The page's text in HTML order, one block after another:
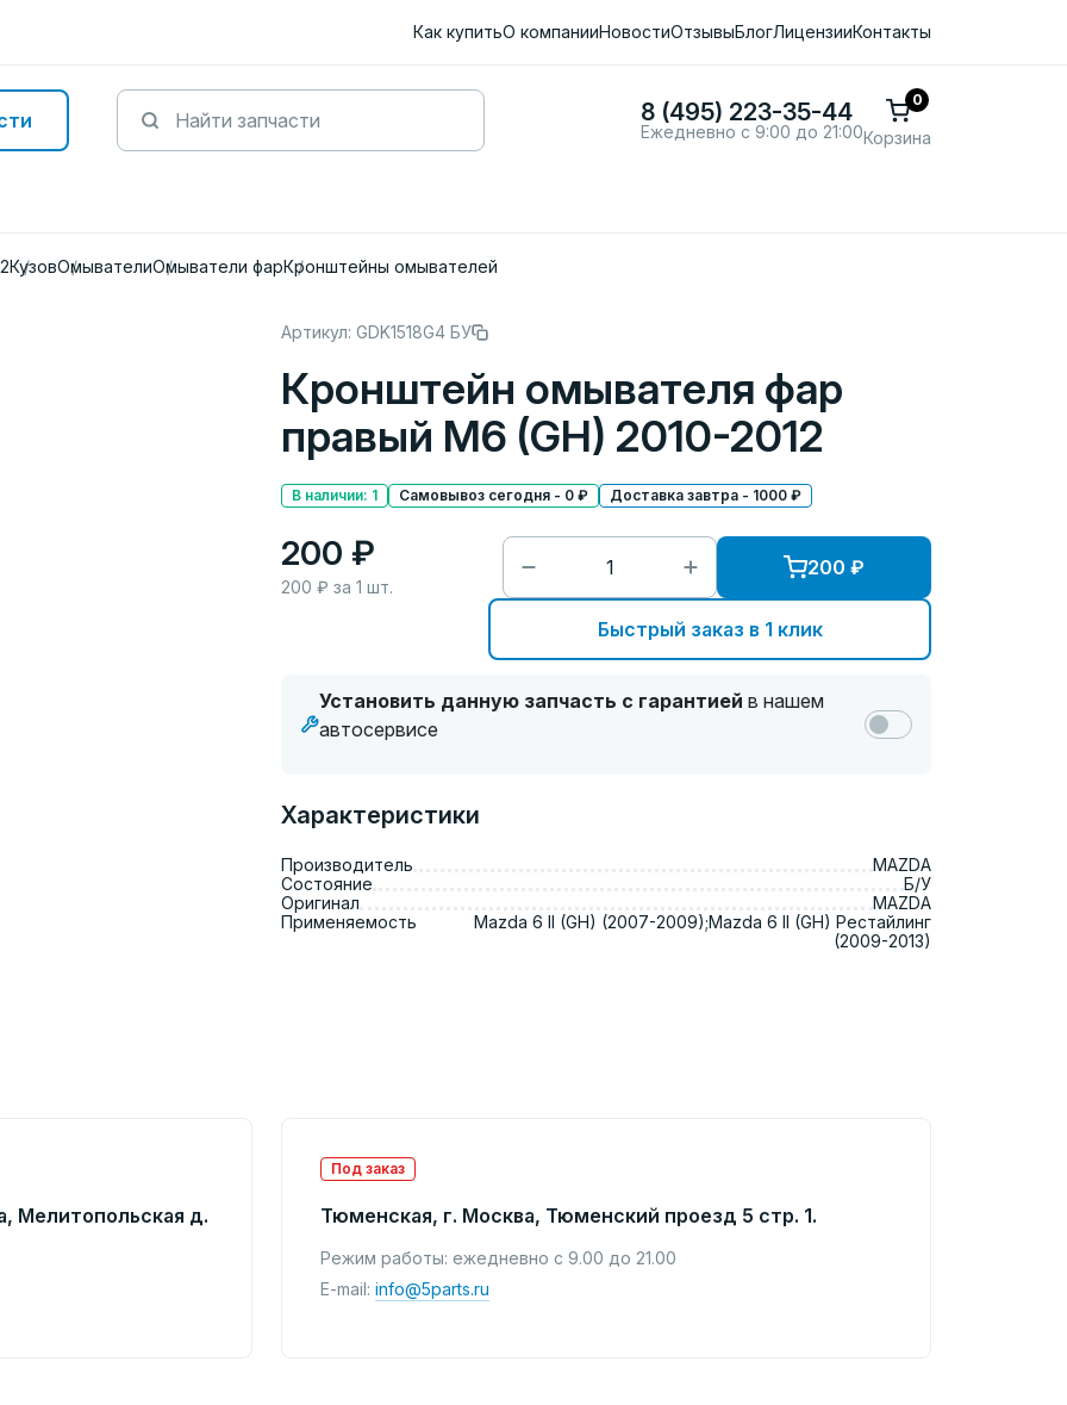
Как купитьО компанииНовостиОтзывыБлогЛицензииКонтакты
8 (495) 223-35-44
Ежедневно с 9:00 до 21:00Корзина
0
КузовОмывателиОмыватели фарКронштейны омывателей
Артикул: GDK1518G4 БУ
Кронштейн омывателя фар
правый M6 (GH) 2010-2012
В наличии: 1 Самовывоз сегодня - 0 ₽ Доставка завтра - 1000 ₽
200 ₽
200 ₽ за 1 шт.
Быстрый заказ в 1 клик
200 ₽
Установить данную запчасть с гарантией в нашем
автосервисе
Характеристики
Производитель
MAZDA
Состояние
Б/У
Оригинал
MAZDA
Применяемость
Mazda 6 II (GH) (2007-2009);Mazda 6 II (GH) Рестайлинг
(2009-2013)
Мелитопольская д.
Под заказ
Тюменская, г. Москва, Тюменский проезд 5 стр. 1.
Режим работы: ежедневно с 9.00 до 21.00
E-mail: info@5parts.ru